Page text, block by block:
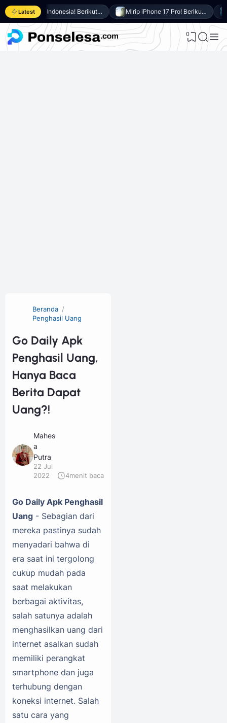
Latest Resmi di Indonesia! Berikut 8 Keunggulan Samsung Galaxy A27 5G Mirip iPhone 17 Pro! Berikut 10 Keunggulan itel Power 80 yang Dibanderol Harga Rp2 Jutaan
0
Beranda
Penghasil Uang
Go Daily Apk
Penghasil Uang,
Hanya Baca
Berita Dapat
Uang?!
Mahes
a
Putra
22 Jul
2022
4menit baca
Go Daily Apk Penghasil
Uang - Sebagian dari
mereka pastinya sudah
menyadari bahwa di
era saat ini tergolong
cukup mudah pada
saat melakukan
berbagai aktivitas,
salah satunya adalah
menghasilkan uang dari
internet asalkan sudah
memiliki perangkat
smartphone dan juga
terhubung dengan
koneksi internet. Salah
satu cara yang